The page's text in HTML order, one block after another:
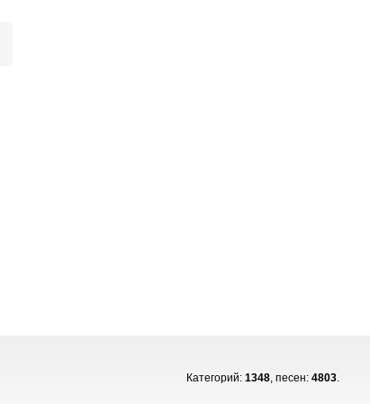
Категорий: 1348, песен: 4803.